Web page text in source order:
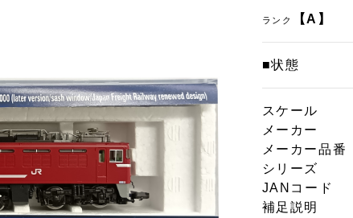
ランク 【A】
■状態
スケール
メーカー
メーカー品番
シリーズ
JANコード
補足説明